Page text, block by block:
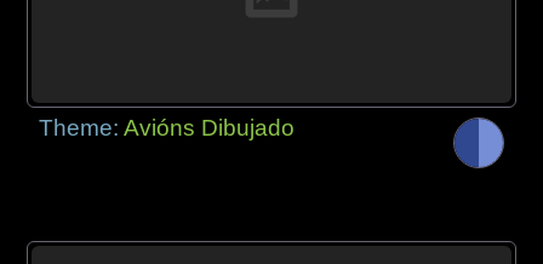
Theme:Avións Dibujado